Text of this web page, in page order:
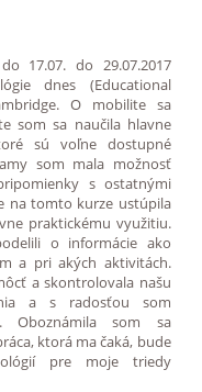
17.07. do 29.07.2017
dnes (Educational
O mobilite sa
som sa naučila hlavne
sú voľne dostupné
som mala možnosť
s ostatnými
na tomto kurze ustúpila
praktickému využitiu.
o informácie ako
a pri akých aktivitách.
a skontrolovala našu
a s radosťou som
Oboznámila som sa
ktorá ma čaká, bude
pre moje triedy